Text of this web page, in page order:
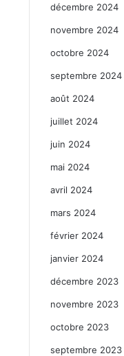
décembre 2024
novembre 2024
octobre 2024
septembre 2024
août 2024
juillet 2024
juin 2024
mai 2024
avril 2024
mars 2024
février 2024
janvier 2024
décembre 2023
novembre 2023
octobre 2023
septembre 2023